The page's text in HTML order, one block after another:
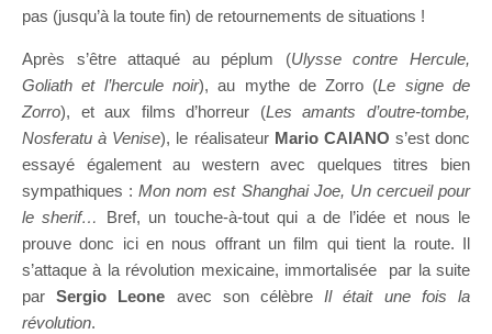
pas (jusqu’à la toute fin) de retournements de situations !
Après s’être attaqué au péplum (Ulysse contre Hercule,
Goliath et l’hercule noir), au mythe de Zorro (Le signe de
Zorro), et aux films d’horreur (Les amants d’outre-tombe,
Nosferatu à Venise), le réalisateur Mario CAIANO s’est donc
essayé également au western avec quelques titres bien
sympathiques :Mon nom est Shanghai Joe, Un cercueil pour
le sherif… Bref, un touche-à-tout qui a de l’idée et nous le
prouve donc ici en nous offrant un film qui tient la route. Il
s’attaque à la révolution mexicaine, immortalisée par la suite
parSergio Leone avec son célèbre Il était une fois la
révolution.